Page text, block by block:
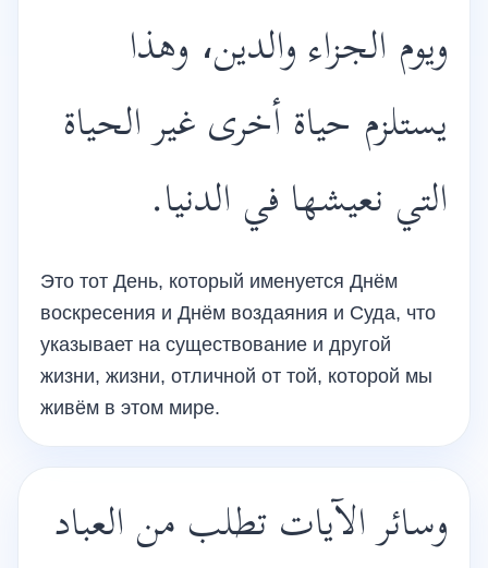
ويوم الجزاء والدين، وهذا
يستلزم حياة أخرى غير الحياة
التي نعيشها في الدنيا.
Это тот День, который именуется Днём
воскресения и Днём воздаяния и Суда, что
указывает на существование и другой
жизни, жизни, отличной от той, которой мы
живём в этом мире.
وسائر الآيات تطلب من العباد